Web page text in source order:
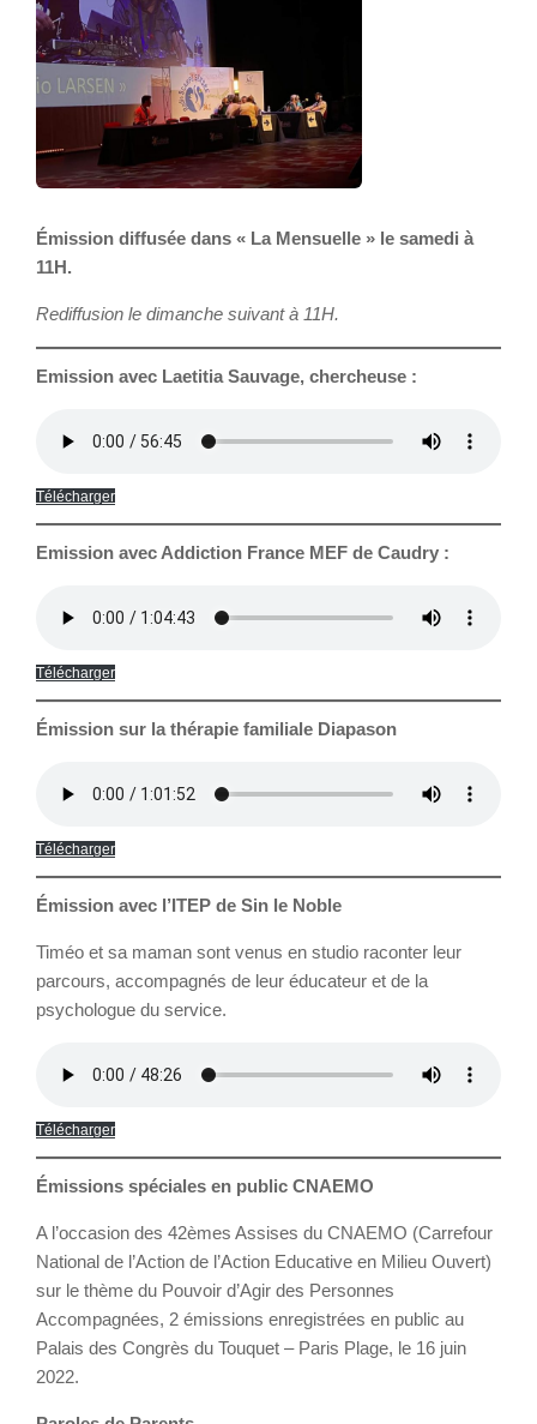
Émission diffusée dans « La Mensuelle » le samedi à
11H.
Rediffusion le dimanche suivant à 11H.
Emission avec Laetitia Sauvage, chercheuse :
Télécharger
Emission avec Addiction France MEF de Caudry :
Télécharger
Émission sur la thérapie familiale Diapason
Télécharger
Émission avec l’ITEP de Sin le Noble
Timéo et sa maman sont venus en studio raconter leur
parcours, accompagnés de leur éducateur et de la
psychologue du service.
Télécharger
Émissions spéciales en public CNAEMO
A l’occasion des 42èmes Assises du CNAEMO (Carrefour
National de l’Action de l’Action Educative en Milieu Ouvert)
sur le thème du Pouvoir d’Agir des Personnes
Accompagnées, 2 émissions enregistrées en public au
Palais des Congrès du Touquet – Paris Plage, le 16 juin
2022.